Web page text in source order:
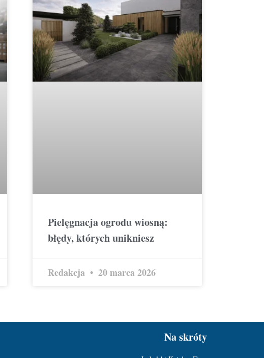
Pielęgnacja ogrodu wiosną:
błędy, których unikniesz
Redakcja 20 marca 2026
Na skróty